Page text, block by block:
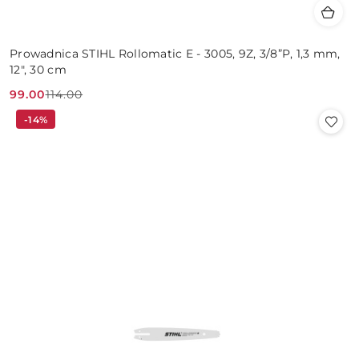
Prowadnica STIHL Rollomatic E - 3005, 9Z, 3/8”P, 1,3 mm,
12", 30 cm
Cena
promocyjna:
99.00
Cena
przed
114.00
-14%